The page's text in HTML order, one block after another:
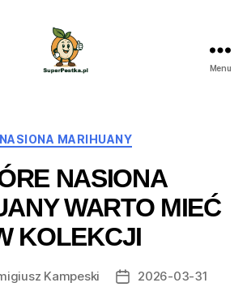
Menu
Kategorie
NASIONA MARIHUANY
NASIONA
WARTO MIEĆ
KOLEKCJI
Kampeski
Data2026-03-31